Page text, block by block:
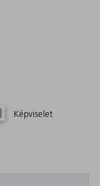
Képviselet